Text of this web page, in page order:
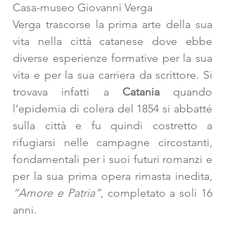
Casa-museo Giovanni Verga
Verga trascorse la prima arte della sua
vita nella città catanese dove ebbe
diverse esperienze formative per la sua
vita e per la sua carriera da scrittore. Si
trovava infatti a Catania quando
l’epidemia di colera del 1854 si abbatté
sulla città e fu quindi costretto a
rifugiarsi nelle campagne circostanti,
fondamentali per i suoi futuri romanzi e
“Amore e Patria”, completato a soli 16
anni.